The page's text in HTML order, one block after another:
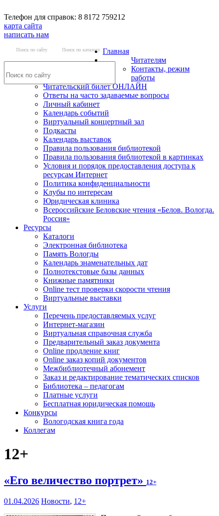
Телефон для справок: 8 8172 759212
карта сайта
написать нам
Поиск по сайту Поиск по каталогу Главная
Читателям
Контакты, режим
работы
Читательский билет ОНЛАЙН
Ответы на часто задаваемые вопросы
Личный кабинет
Календарь событий
Виртуальный концертный зал
Подкасты
Календарь выставок
Правила пользования библиотекой
Правила пользования библиотекой в картинках
Условия и порядок предоставления доступа к
ресурсам Интернет
Политика конфиденциальности
Клубы по интересам
Юридическая клиника
Всероссийские Беловские чтения «Белов. Вологда.
Россия»
Ресурсы
Каталоги
Электронная библиотека
Память Вологды
Календарь знаменательных дат
Полнотекстовые базы данных
Книжные памятники
Online тест проверки скорости чтения
Виртуальные выставки
Услуги
Перечень предоставляемых услуг
Интернет-магазин
Виртуальная справочная служба
Предварительный заказ документа
Online продление книг
Online заказ копий документов
Межбиблиотечный абонемент
Заказ и редактирование тематических списков
Библиотека – педагогам
Платные услуги
Бесплатная юридическая помощь
Конкурсы
Вологодская книга года
Коллегам
12+
«Его величество портрет» 12+
01.04.2026 Новости, 12+